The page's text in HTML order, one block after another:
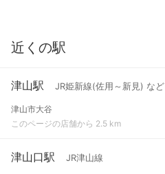
近くの駅
津山駅 JR姫新線(佐用～新見) など
津山市大谷
このページの店舗から 2.5 km
津山口駅 JR津山線